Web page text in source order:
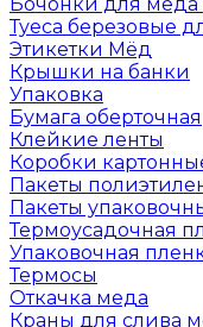
Туеса березовые
Этикетки Мёд
Крышки на банки
Упаковка
Бумага оберточная
Клейкие ленты
Коробки
Пакеты
Пакеты
Термоусадочная
Упаковочная
Термосы
Откачка меда
Краны для слива